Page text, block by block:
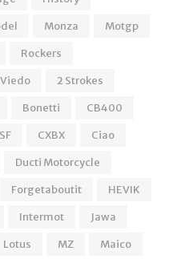
Monza
Motgp
Rockers
Viedo
2 Strokes
Bonetti
CB400
CXBX
Ciao
Ducti Motorcycle
Forgetaboutit
HEVIK
Intermot
Jawa
Lotus MZ Maico